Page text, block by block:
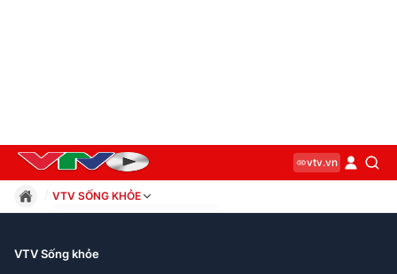
vtv.vn
VTV SỐNG KHỎE
Pháp luật
VTV Sống khỏe